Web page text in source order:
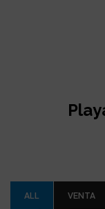
ALL VENTA